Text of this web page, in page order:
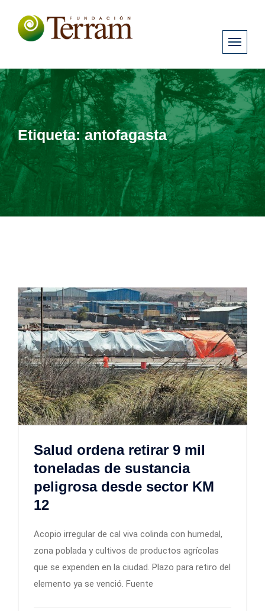
Etiqueta:antofagasta
Salud ordena retirar 9 mil
toneladas de sustancia
peligrosa desde sector KM
12
Acopio irregular de cal viva colinda con humedal,
zona poblada y cultivos de productos agrícolas
que se expenden en la ciudad. Plazo para retiro del
elemento ya se venció. Fuente